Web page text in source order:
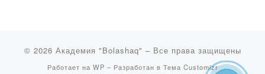
© 2026 Академия "Bolashaq" – Все права защищены
Работает на WP – Разработан в Тема Customizr